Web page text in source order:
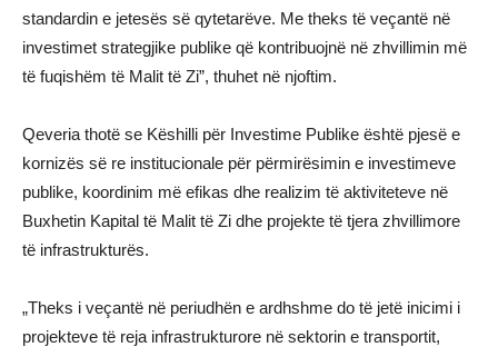
standardin e jetesës së qytetarëve. Me theks të veçantë në
investimet strategjike publike që kontribuojnë në zhvillimin më
të fuqishëm të Malit të Zi”, thuhet në njoftim.
Qeveria thotë se Këshilli për Investime Publike është pjesë e
kornizës së re institucionale për përmirësimin e investimeve
publike, koordinim më efikas dhe realizim të aktiviteteve në
Buxhetin Kapital të Malit të Zi dhe projekte të tjera zhvillimore
të infrastrukturës.
„Theks i veçantë në periudhën e ardhshme do të jetë inicimi i
projekteve të reja infrastrukturore në sektorin e transportit,